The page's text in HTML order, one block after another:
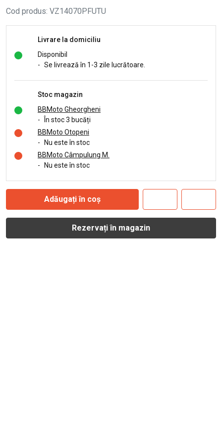
Cod produs: VZ14070PFUTU
Livrare la domiciliu
Disponibil
- Se livrează în 1-3 zile lucrătoare.
Stoc magazin
BBMoto Gheorgheni
-
În stoc 3 bucăți
BBMoto Otopeni
-
Nu este în stoc
BBMoto Câmpulung M.
-
Nu este în stoc
Adăugați în coș
Rezervați în magazin